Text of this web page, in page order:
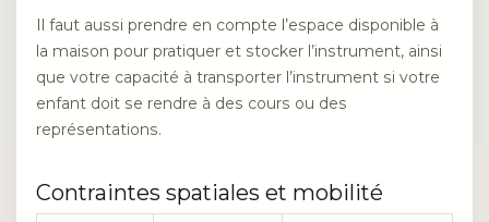
Il faut aussi prendre en compte l’espace disponible à
la maison pour pratiquer et stocker l’instrument, ainsi
que votre capacité à transporter l’instrument si votre
enfant doit se rendre à des cours ou des
représentations.
Contraintes spatiales et mobilité